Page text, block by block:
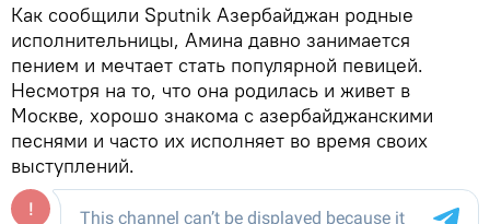
Как сообщили Sputnik Азербайджан родные
исполнительницы, Амина давно занимается
пением и мечтает стать популярной певицей.
Несмотря на то, что она родилась и живет в
Москве, хорошо знакома с азербайджанскими
песнями и часто их исполняет во время своих
выступлений.